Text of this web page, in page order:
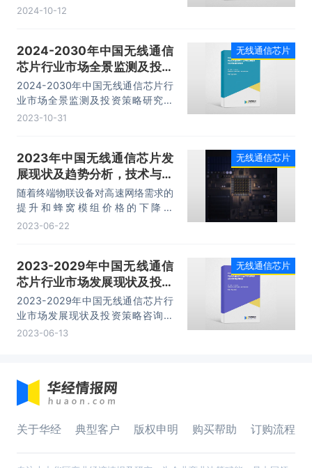
告,主要包括行业竞争格局分析、主
2024-10-12
2024-2030年中国无线通信
芯片行业市场全景监测及投资
策略研究报告
2024-2030年中国无线通信芯片行
业市场全景监测及投资策略研究报
告,主要包括行业竞争格局分析、主
2023-10-31
无线通信芯片
2023年中国无线通信芯片发
展现状及趋势分析，技术与政
策双重动力推动行业快速发展
「图」
随着终端物联设备对高速网络需求的
提升和蜂窝模组价格的下降，
2G/3G的数据业务将逐步迁移到
增长态势将会持续到2022年，其中
物联网蜂窝模组出货量在2023年预
计将超过12亿件，未来5年复合增速
达28.7%。
2023-06-22
无线通信芯片
2023-2029年中国无线通信
芯片行业市场发展现状及投资
策略咨询报告
2023-2029年中国无线通信芯片行
业市场发展现状及投资策略咨询报
告,主要包括行业竞争格局分析、主
2023-06-13
无线通信芯片
关于华经 典型客户 版权申明 购买帮助 订购流程